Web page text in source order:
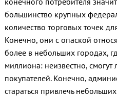
большинство крупных
количество торговых точек
Конечно, они с опаской
более в небольших городах,
миллиона: неизвестно,
покупателей. Конечно,
стараться привлечь